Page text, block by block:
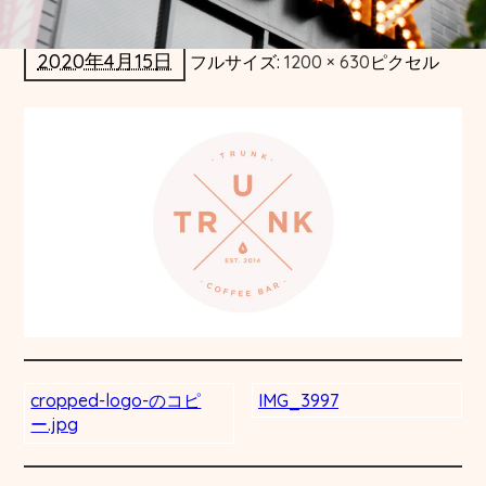
2020年4月15日 フルサイズ:1200 × 630 ピクセル
cropped-logo-のコピ
ー.jpg
IMG_3997